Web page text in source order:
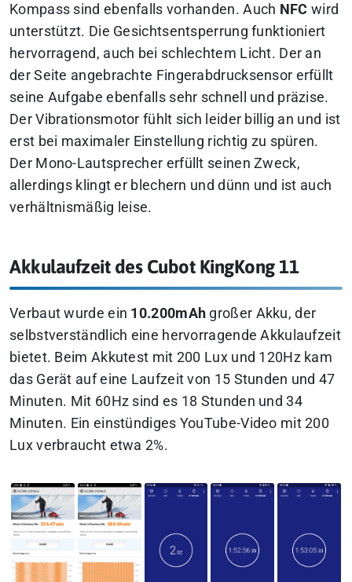
Kompass sind ebenfalls vorhanden. Auch NFC wird
unterstützt. Die Gesichtsentsperrung funktioniert
hervorragend, auch bei schlechtem Licht. Der an
der Seite angebrachte Fingerabdrucksensor erfüllt
seine Aufgabe ebenfalls sehr schnell und präzise.
Der Vibrationsmotor fühlt sich leider billig an und ist
erst bei maximaler Einstellung richtig zu spüren.
Der Mono-Lautsprecher erfüllt seinen Zweck,
allerdings klingt er blechern und dünn und ist auch
verhältnismäßig leise.
Akkulaufzeit des Cubot KingKong 11
Verbaut wurde ein 10.200mAh großer Akku, der
selbstverständlich eine hervorragende Akkulaufzeit
bietet. Beim Akkutest mit 200 Lux und 120Hz kam
das Gerät auf eine Laufzeit von 15 Stunden und 47
Minuten. Mit 60Hz sind es 18 Stunden und 34
Minuten. Ein einstündiges YouTube-Video mit 200
Lux verbraucht etwa 2%.